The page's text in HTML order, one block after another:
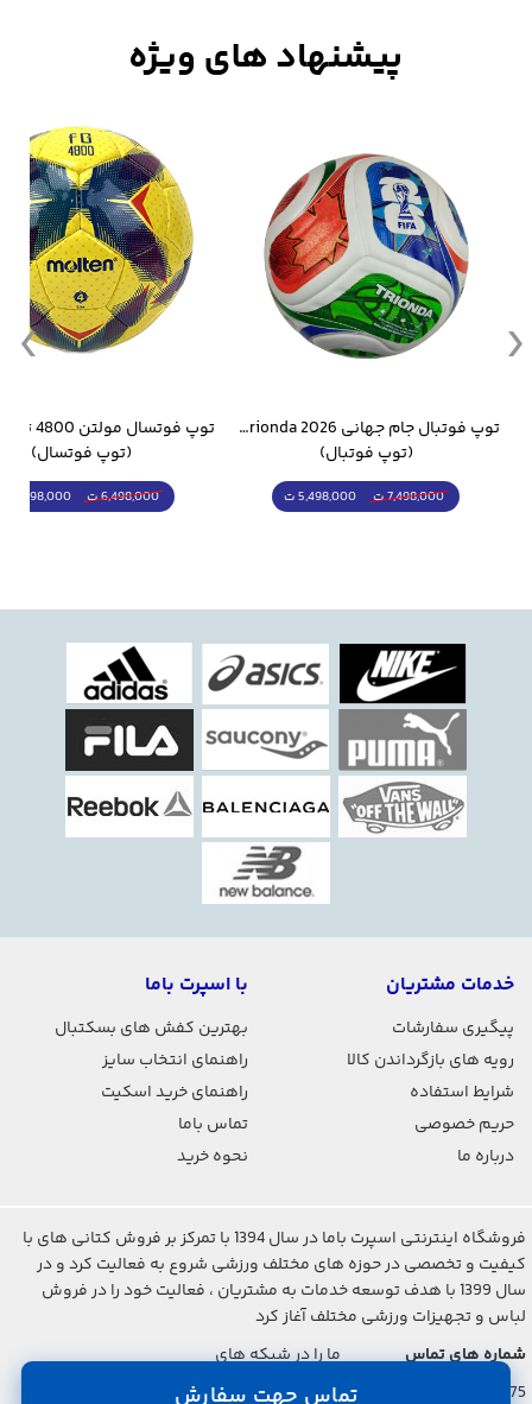
تماس جهت سفارش
توپ فوتبال جام جهانی 2026 Trionda مشابه اورجینال
(توپ فوتبال)
7,498,000 ت 5,498,000 ت
(توپ فوتسال)
6,498,000 ت 5,298,000 ت
خدمات مشتریان
پیگیری سفارشات
رویه های بازگرداندن کالا
شرایط استفاده
حریم خصوصی
درباره ما
با اسپرت باما
بهترین کفش های بسکتبال
راهنمای انتخاب سایز
راهنمای خرید اسکیت
تماس باما
نحوه خرید
فروشگاه اینترنتی اسپرت باما در سال 1394 با تمرکز بر فروش کتانی های با
کیفیت و تخصصی در حوزه های مختلف ورزشی شروع به فعالیت کرد و در
سال 1399 با هدف توسعه خدمات به مشتریان ، فعالیت خود را در فروش
لباس و تجهیزات ورزشی مختلف آغاز کرد
شماره های تماس
021-2842-7275
ما را در شبکه های
اجتماعی دنبال کنید